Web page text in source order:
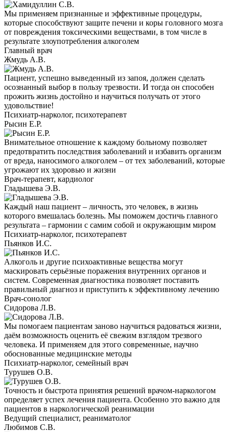
Мы применяем признанные и эффективные процедуры,
которые способствуют защите печени и коры головного мозга
от повреждения токсическими веществами, в том числе в
результате злоупотребления алкоголем
Главный врач
Жмудь А.В.
Пациент, успешно выведенный из запоя, должен сделать
осознанный выбор в пользу трезвости. И тогда он способен
прожить жизнь достойно и научиться получать от этого
удовольствие!
Психиатр-нарколог, психотерапевт
Рысин Е.Р.
Внимательное отношение к каждому больному позволяет
предотвратить последствия заболеваний и избавить организм
от вреда, наносимого алкоголем – от тех заболеваний, которые
угрожают их здоровью и жизни
Врач-терапевт, кардиолог
Гладышева Э.В.
Каждый наш пациент – личность, это человек, в жизнь
которого вмешалась болезнь. Мы поможем достичь главного
результата – гармонии с самим собой и окружающим миром
Психиатр-нарколог, психотерапевт
Пьянков И.С.
Алкоголь и другие психоактивные вещества могут
маскировать серьёзные поражения внутренних органов и
систем. Современная диагностика позволяет поставить
правильный диагноз и приступить к эффективному лечению
Врач-сонолог
Сидорова Л.В.
Мы помогаем пациентам заново научиться радоваться жизни,
даём возможность оценить её свежим взглядом трезвого
человека. И применяем для этого современные, научно
обоснованные медицинские методы
Психиатр-нарколог, семейный врач
Турушев О.В.
Точность и быстрота принятия решений врачом-наркологом
определяет успех лечения пациента. Особенно это важно для
пациентов в наркологической реанимации
Ведущий специалист, реаниматолог
Любимов С.В.